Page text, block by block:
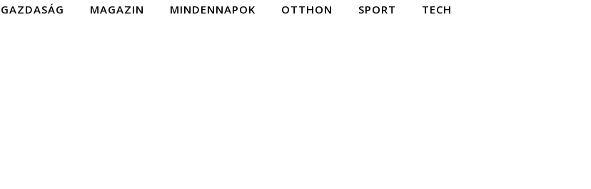
GAZDASÁG MAGAZIN MINDENNAPOK OTTHON SPORT TECH